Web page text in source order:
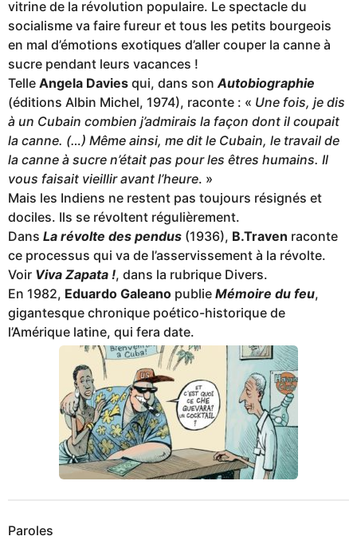
vitrine de la révolution populaire. Le spectacle du
socialisme va faire fureur et tous les petits bourgeois
en mal d’émotions exotiques d’aller couper la canne à
sucre pendant leurs vacances !
Telle Angela Davies qui, dans sonAutobiographie
(éditions Albin Michel, 1974), raconte : « Une fois, je dis
à un Cubain combien j’admirais la façon dont il coupait
la canne. (…) Même ainsi, me dit le Cubain, le travail de
la canne à sucre n’était pas pour les êtres humains. Il
vous faisait vieillir avant l’heure. »
Mais les Indiens ne restent pas toujours résignés et
dociles. Ils se révoltent régulièrement.
Dans La révolte des pendus (1936), B.Traven raconte
ce processus qui va de l’asservissement à la révolte.
Voir Viva Zapata !, dans la rubrique Divers.
En 1982, Eduardo Galeano publie Mémoire du feu,
gigantesque chronique poético-historique de
l’Amérique latine, qui fera date.
Paroles